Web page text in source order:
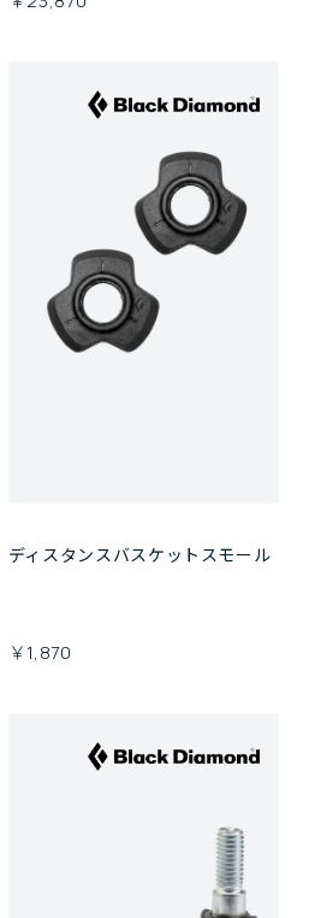
ディスタンスバスケットスモール
￥1,870